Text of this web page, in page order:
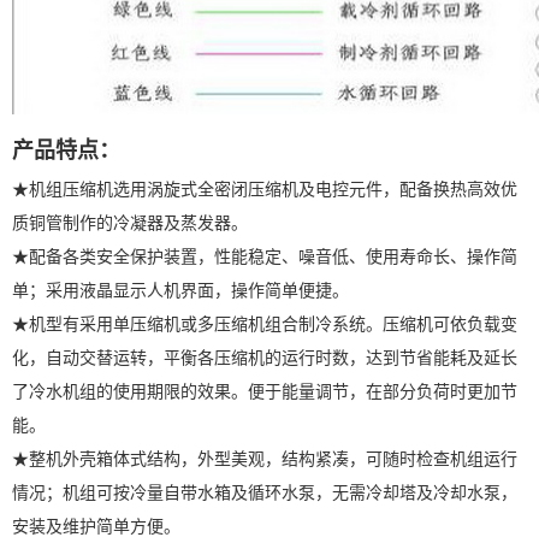
产品特点：
★机组压缩机选用涡旋式全密闭压缩机及电控元件，配备换热高效优
质铜管制作的冷凝器及蒸发器。
★配备各类安全保护装置，性能稳定、噪音低、使用寿命长、操作简
单；采用液晶显示人机界面，操作简单便捷。
★机型有采用单压缩机或多压缩机组合制冷系统。压缩机可依负载变
化，自动交替运转，平衡各压缩机的运行时数，达到节省能耗及延长
了冷水机组的使用期限的效果。便于能量调节，在部分负荷时更加节
能。
★整机外壳箱体式结构，外型美观，结构紧凑，可随时检查机组运行
情况；机组可按冷量自带水箱及循环水泵，无需冷却塔及冷却水泵，
安装及维护简单方便。